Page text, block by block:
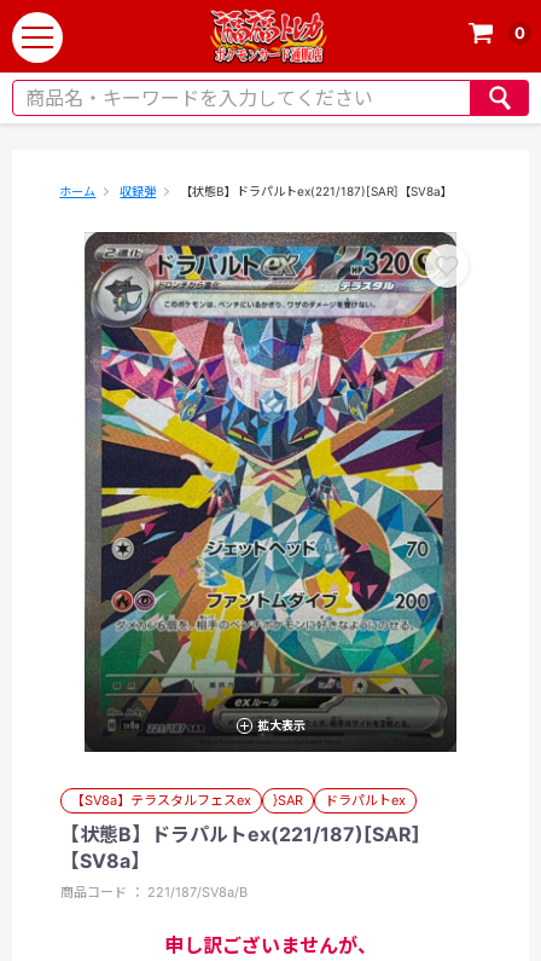
t
o
g
0
ホーム 収録弾 【状態B】ドラパルトex(221/187)[SAR]【SV8a】
拡大表示
【SV8a】テラスタルフェスex }SAR ドラパルトex
【状態B】ドラパルトex(221/187)[SAR]
【SV8a】
商品コード ： 221/187/SV8a/B
申し訳ございませんが、